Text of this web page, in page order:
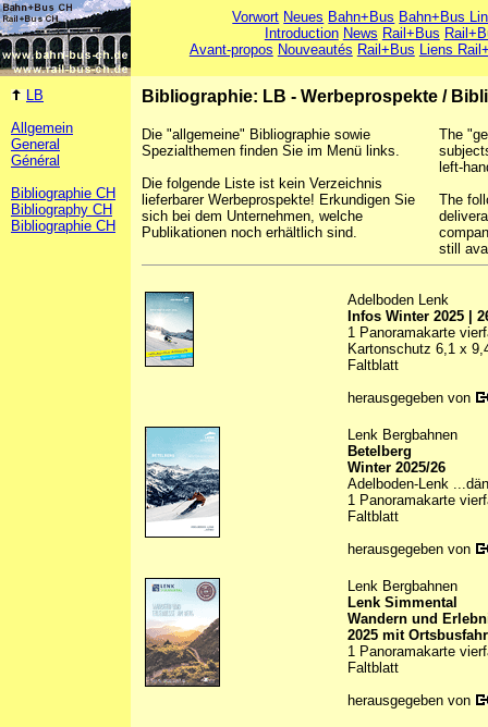
Vorwort Neues Bahn+Bus Bahn+Bus
Introduction News Rail+Bus
Avant-propos Nouveautés Rail+Bus Liens
LB
Allgemein
General
Général
Bibliographie CH
Bibliography CH
Bibliographie CH
Bibliographie: LB - Werbeprospekte /
Die "allgemeine" Bibliographie sowie
Spezialthemen finden Sie im Menü links.
Die folgende Liste ist kein Verzeichnis
lieferbarer Werbeprospekte! Erkundigen Sie
sich bei dem Unternehmen, welche
Publikationen noch erhältlich sind.
The
left-
The
still
Adelboden Lenk
Infos Winter 2025 |
1 Panoramakarte
Kartonschutz 6,1 x
Faltblatt
herausgegeben von
Lenk Bergbahnen
Betelberg
Winter 2025/26
Adelboden-Lenk
1 Panoramakarte
Faltblatt
herausgegeben von
Lenk Bergbahnen
Lenk Simmental
Wandern und
2025 mit
1 Panoramakarte
Faltblatt
herausgegeben von